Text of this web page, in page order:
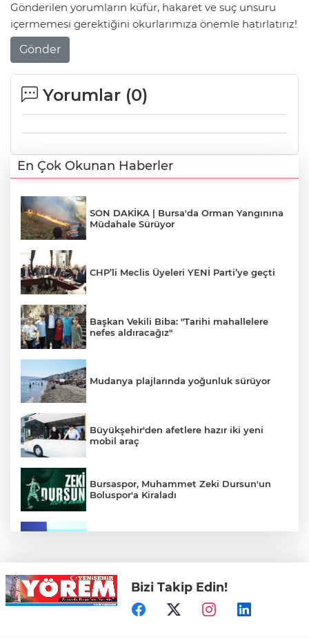
Gönderilen yorumların küfür, hakaret ve suç unsuru
içermemesi gerektiğini okurlarımıza önemle hatırlatırız!
Gönder
Yorumlar (0)
En Çok Okunan Haberler
SON DAKİKA | Bursa'da Orman Yangınına
Müdahale Sürüyor
CHP’li Meclis Üyeleri YENİ Parti’ye geçti
Başkan Vekili Biba: "Tarihi mahallelere
nefes aldıracağız"
Mudanya plajlarında yoğunluk sürüyor
Büyükşehir'den afetlere hazır iki yeni
mobil araç
Bursaspor, Muhammet Zeki Dursun'un
Boluspor'a Kiraladı
Bursa'nın Temmuz ayı ihracatı 3 milyar
914 milyon dolara ulaştı
Bizi Takip Edin!